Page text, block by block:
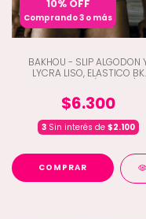
10% OFF
Comprando 3 o más
BAKHOU - SLIP ALGODON
LYCRA LISO, ELASTICO BK
$6.300
3Sin interés de $2.100
COMPRAR